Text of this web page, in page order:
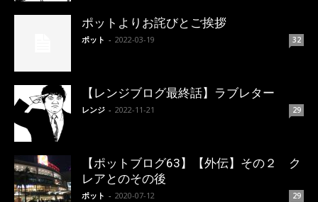
ポットよりお詫びとご挨拶
ポット - 2022-03-19 32
【レンジブログ最終話】ラブレター
レンジ - 2022-11-21 29
【ポットブログ63】【外伝】その２ ク
レアとのその後
ポット - 2020-07-12 29